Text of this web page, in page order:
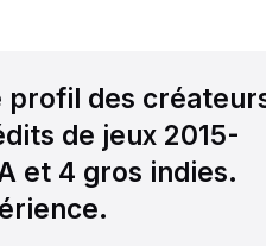
profil des
de jeux 2015-
et 4 gros indies.